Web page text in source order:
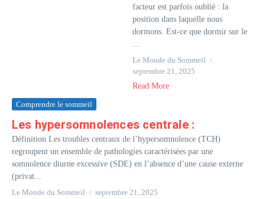
facteur est parfois oublié : la
position dans laquelle nous
dormons. Est-ce que dormir sur le
...
Le Monde du Sommeil
septembre 21, 2025
Read More
Comprendre le sommeil
Les hypersomnolences centrale :
Définition Les troubles centraux de l’hypersomnolence (TCH)
regroupent un ensemble de pathologies caractérisées par une
somnolence diurne excessive (SDE) en l’absence d’une cause externe
(privat...
Le Monde du Sommeil
septembre 21, 2025